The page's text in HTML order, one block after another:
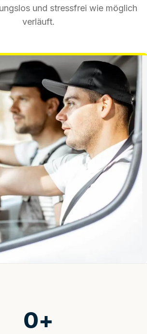
und stressfrei wie möglich
verläuft.
0+